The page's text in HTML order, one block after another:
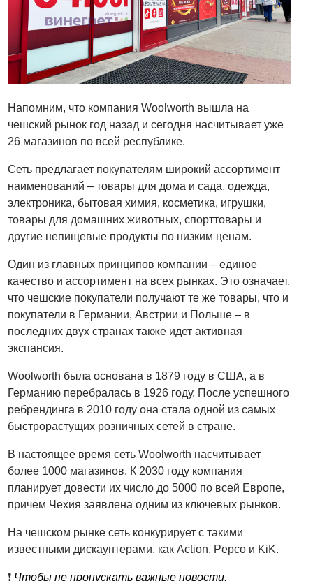
Напомним, что компания Woolworth вышла на
чешский рынок год назад и сегодня насчитывает уже
26 магазинов по всей республике.
Сеть предлагает покупателям широкий ассортимент
наименований – товары для дома и сада, одежда,
электроника, бытовая химия, косметика, игрушки,
товары для домашних животных, спорттовары и
другие непищевые продукты по низким ценам.
Один из главных принципов компании – единое
качество и ассортимент на всех рынках. Это означает,
что чешские покупатели получают те же товары, что и
покупатели в Германии, Австрии и Польше – в
последних двух странах также идет активная
экспансия.
Woolworth была основана в 1879 году в США, а в
Германию перебралась в 1926 году. После успешного
ребрендинга в 2010 году она стала одной из самых
быстрорастущих розничных сетей в стране.
В настоящее время сеть Woolworth насчитывает
более 1000 магазинов. К 2030 году компания
планирует довести их число до 5000 по всей Европе,
причем Чехия заявлена одним из ключевых рынков.
На чешском рынке сеть конкурирует с такими
известными дискаунтерами, как Action, Pepco и KiK.
❗️ Чтобы не пропускать важные новости,